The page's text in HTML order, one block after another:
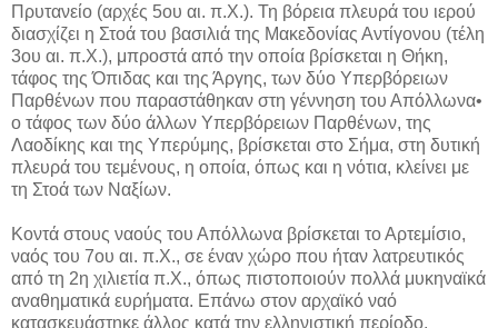
Πρυτανείο (αρχές 5ου αι. π.Χ.). Τη βόρεια πλευρά του ιερού
διασχίζει η Στοά του βασιλιά της Μακεδονίας Αντίγονου (τέλη
3ου αι. π.Χ.), μπροστά από την οποία βρίσκεται η Θήκη,
τάφος της Όπιδας και της Άργης, των δύο Υπερβόρειων
Παρθένων που παραστάθηκαν στη γέννηση του Απόλλωνα•
ο τάφος των δύο άλλων Υπερβόρειων Παρθένων, της
Λαοδίκης και της Υπερύμης, βρίσκεται στο Σήμα, στη δυτική
πλευρά του τεμένους, η οποία, όπως και η νότια, κλείνει με
τη Στοά των Ναξίων.
Κοντά στους ναούς του Απόλλωνα βρίσκεται το Αρτεμίσιο,
ναός του 7ου αι. π.Χ., σε έναν χώρο που ήταν λατρευτικός
από τη 2η χιλιετία π.Χ., όπως πιστοποιούν πολλά μυκηναϊκά
αναθηματικά ευρήματα. Επάνω στον αρχαϊκό ναό
κατασκευάστηκε άλλος κατά την ελληνιστική περίοδο.